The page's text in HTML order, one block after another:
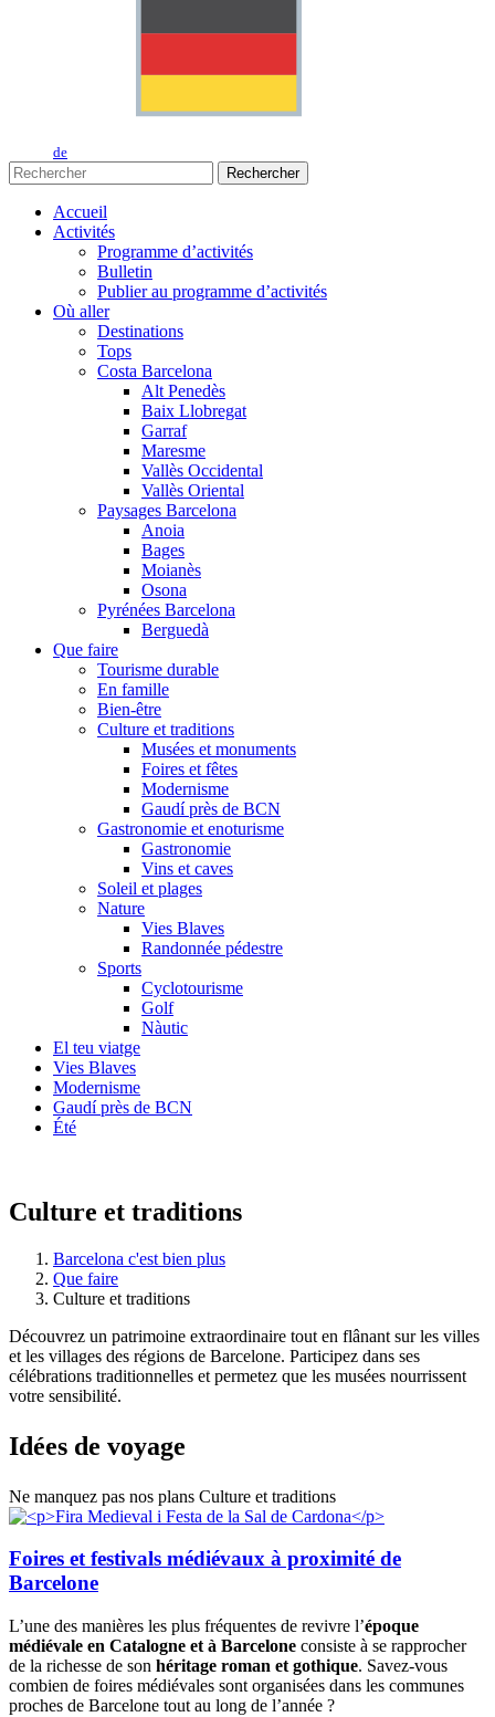
de
Rechercher
Accueil
Activités
Programme d’activités
Bulletin
Publier au programme d’activités
Où aller
Destinations
Tops
Costa Barcelona
Alt Penedès
Baix Llobregat
Garraf
Maresme
Vallès Occidental
Vallès Oriental
Paysages Barcelona
Anoia
Bages
Moianès
Osona
Pyrénées Barcelona
Berguedà
Que faire
Tourisme durable
En famille
Bien-être
Culture et traditions
Musées et monuments
Foires et fêtes
Modernisme
Gaudí près de BCN
Gastronomie et enoturisme
Gastronomie
Vins et caves
Soleil et plages
Nature
Vies Blaves
Randonnée pédestre
Sports
Cyclotourisme
Golf
Nàutic
El teu viatge
Vies Blaves
Modernisme
Gaudí près de BCN
Été
Culture et traditions
Barcelona c'est bien plus
Que faire
Culture et traditions
Découvrez un patrimoine extraordinaire tout en flânant sur les villes
et les villages des régions de Barcelone. Participez dans ses
célébrations traditionnelles et permetez que les musées nourrissent
votre sensibilité.
Idées de voyage
Ne manquez pas nos plans Culture et traditions
Foires et festivals médiévaux à proximité de
Barcelone
L’une des manières les plus fréquentes de revivre l’époque
médiévale en Catalogne et à Barcelone consiste à se rapprocher
de la richesse de son héritage roman et gothique. Savez-vous
combien de foires médiévales sont organisées dans les communes
proches de Barcelone tout au long de l’année ?